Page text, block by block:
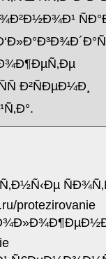
Ð²ÑÐµÐ¼Ð¸
protezirovanie